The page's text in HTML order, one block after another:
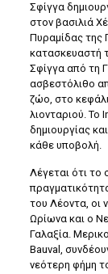
Σφίγγα
στον βασιλιά
Πυραμίδας της
κατασκευαστή
Σφίγγα από τη
ασβεστόλιθο
ζώο, στο
λιονταριού. Το
δημιουργίας
κάθε υποβολή.
Λέγεται ότι το
του Λέοντα, οι
Ωρίωνα και ο
Γαλαξία.
Bauval,
νεότερη φήμη